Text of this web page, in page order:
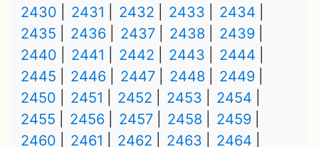
2430
2431 2432 2433
2434
2435
2436 2437 2438
2439
2440
2441 2442 2443
2444
2445
2446 2447 2448
2449
2450
2451 2452 2453
2454
2455
2456 2457 2458
2459
2460
2461 2462 2463
2464